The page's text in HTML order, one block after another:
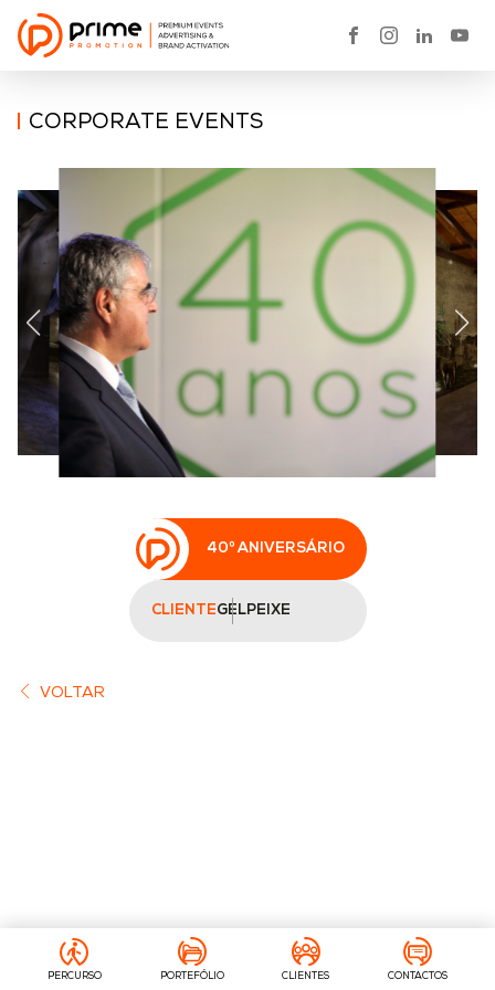
CORPORATE EVENTS
40º ANIVERSÁRIO
CLIENTEGELPEIXE
VOLTAR
PERCURSO PORTEFÓLIO CLIENTES CONTACTOS